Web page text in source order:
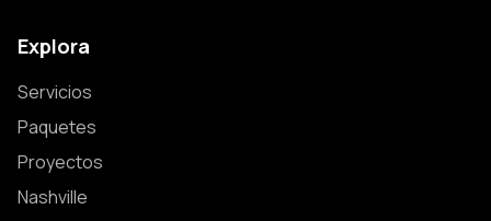
Explora
Servicios
Paquetes
Proyectos
Nashville